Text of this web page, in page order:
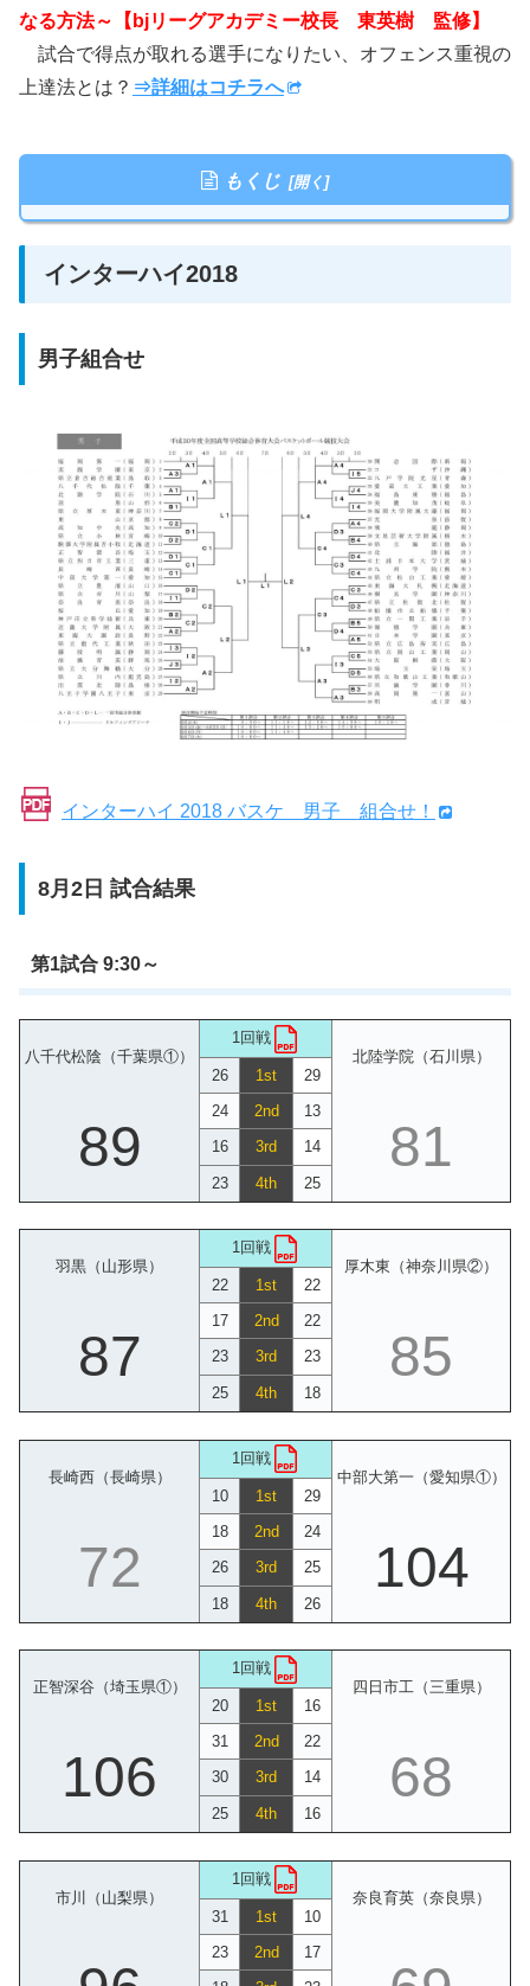
なる方法～【bjリーグアカデミー校長 東英樹 監修】
試合で得点が取れる選手になりたい、オフェンス重視の
上達法とは？ ⇒詳細はコチラへ
もくじ
インターハイ2018
男子組合せ
インターハイ 2018 バスケ 男子 組合せ！
8月2日 試合結果
第1試合 9:30～
八千代松陰（千葉県①）
1回戦
北陸学院（石川県）
26
1st 29
89
24 2nd 13
81
16 3rd 14
23 4th 25
羽黒（山形県）
1回戦
厚木東（神奈川県②）
22
1st 22
87
17 2nd 22
85
23 3rd 23
25 4th 18
長崎西（長崎県）
1回戦
中部大第一（愛知県①）
10
1st 29
72
18 2nd 24
104
26 3rd 25
18 4th 26
正智深谷（埼玉県①）
1回戦
四日市工（三重県）
20
1st 16
106
31 2nd 22
68
30 3rd 14
25 4th 16
市川（山梨県）
1回戦
奈良育英（奈良県）
31
1st 10
23 2nd 17